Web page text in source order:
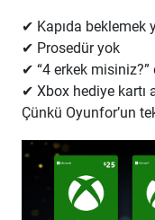
✔ Kapıda beklemek
✔ Prosedür yok
✔ “4 erkek
✔ Xbox hediye kartı
Çünkü Oyunfor’un